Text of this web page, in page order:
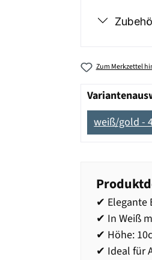
Zum Merkzettel
weiß/gold -
✔ Elegante
✔ In Weiß
✔ Höhe:
✔ Ideal für